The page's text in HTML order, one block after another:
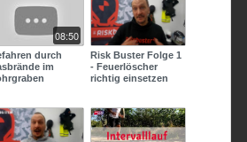
08:50
durch
im
Risk Buster Folge 1
- Feuerlöscher
richtig einsetzen